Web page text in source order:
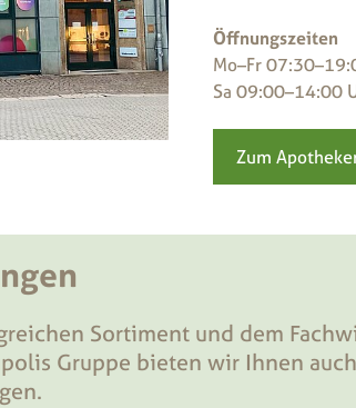
Öffnungszeiten
Mo–Fr
Sa 09:00–14:00
Zum
Sortiment und dem
Gruppe bieten wir Ihnen